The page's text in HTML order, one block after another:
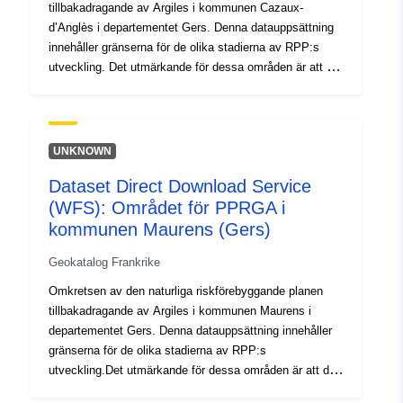
tillbakadragande av Argiles i kommunen Cazaux-
d’Anglès i departementet Gers. Denna datauppsättning
innehåller gränserna för de olika stadierna av RPP:s
utveckling. Det utmärkande för dessa områden är att de
omkrets som anges i en PPR:s förskrivningsorder;-
riskexponeringsomkrets som motsvarar den omkrets
omkrets en nytta servitut.- studieomfattning som
motsvarar det kuvert där farorna studerades.
UNKNOWN
Dataset Direct Download Service
(WFS): Området för PPRGA i
kommunen Maurens (Gers)
Geokatalog Frankrike
Omkretsen av den naturliga riskförebyggande planen
tillbakadragande av Argiles i kommunen Maurens i
departementet Gers. Denna datauppsättning innehåller
gränserna för de olika stadierna av RPP:s
utveckling.Det utmärkande för dessa områden är att de